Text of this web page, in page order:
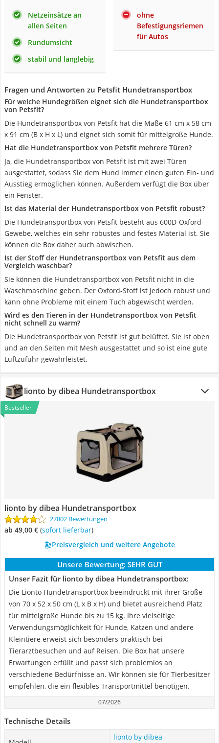
Netzeinsätze an
allen Seiten
Rundumsicht
stabil und langlebig
ohne
Befestigungsriemen
für Autos
Fragen und Antworten zu Petsfit Hundetransportbox
Für welche Hundegrößen eignet sich die Hundetransportbox
von Petsfit?
Die Hundetransportbox von Petsfit hat die Maße 61 cm x 58 cm
x 91 cm (B x H x L) und eignet sich somit für mittelgroße Hunde.
Hat die Hundetransportbox von Petsfit mehrere Türen?
Ja, die Hundetransportbox von Petsfit ist mit zwei Türen
ausgestattet, sodass Sie dem Hund immer einen guten Ein- und
Ausstieg ermöglichen können. Außerdem verfügt die Box über
ein Fenster.
Ist das Material der Hundetransportbox von Petsfit robust?
Die Hundetransportbox von Petsfit besteht aus 600D-Oxford-
Gewebe, welches ein sehr robustes und festes Material ist. Sie
können die Box daher auch abwischen.
Ist der Stoff der Hundetransportbox von Petsfit aus dem
Vergleich waschbar?
Sie können die Hundetransportbox von Petsfit nicht in die
Waschmaschine geben. Der Oxford-Stoff ist jedoch robust und
kann ohne Probleme mit einem Tuch abgewischt werden.
Wird es den Tieren in der Hundetransportbox von Petsfit
nicht schnell zu warm?
Die Hundetransportbox von Petsfit ist gut belüftet. Sie ist oben
und an den Seiten mit Mesh ausgestattet und so ist eine gute
Luftzufuhr gewährleistet.
lionto by dibea Hundetransportbox
Bestseller
lionto by dibea Hundetransportbox
27802 Bewertungen
ab 49,00 € ( Sofort lieferbar)
Preisvergleich und weitere Angebote
Unsere Bewertung: SEHR GUT
Unser Fazit für lionto by dibea Hundetransportbox:
Die Lionto Hundetransportbox beeindruckt mit ihrer Größe
von 70 x 52 x 50 cm (L x B x H) und bietet ausreichend Platz
für mittelgroße Hunde bis zu 15 kg. Ihre vielseitige
Verwendungsmöglichkeit für Hunde, Katzen und andere
Kleintiere erweist sich besonders praktisch bei
Tierarztbesuchen und auf Reisen. Die Box hat unsere
Erwartungen erfüllt und passt sich problemlos an
verschiedene Bedürfnisse an. Wir können sie für Tierbesitzer
empfehlen, die ein flexibles Transportmittel benötigen.
07/2026
Technische Details
lionto by dibea